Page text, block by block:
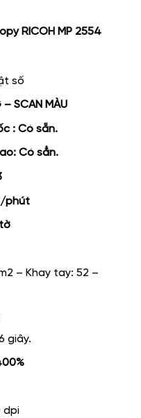
RICOH MP 2554
số
– SCAN MÀU
: Có sẵn.
Có sẳn.
phút
– Khay tay: 52 –
giây.
dpi